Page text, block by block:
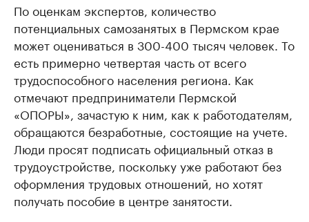
По оценкам экспертов, количество
потенциальных самозанятых в Пермском крае
может оцениваться в 300-400 тысяч человек. То
есть примерно четвертая часть от всего
трудоспособного населения региона. Как
отмечают предприниматели Пермской
«ОПОРЫ», зачастую к ним, как к работодателям,
обращаются безработные, состоящие на учете.
Люди просят подписать официальный отказ в
трудоустройстве, поскольку уже работают без
оформления трудовых отношений, но хотят
получать пособие в центре занятости.